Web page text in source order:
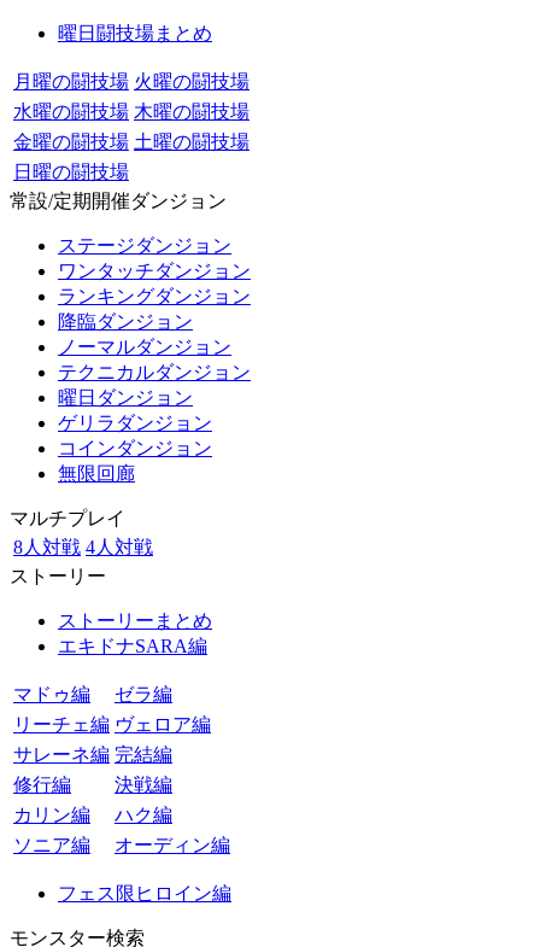
曜日闘技場まとめ
月曜の闘技場 火曜の闘技場
水曜の闘技場 木曜の闘技場
金曜の闘技場 土曜の闘技場
日曜の闘技場
常設/定期開催ダンジョン
ステージダンジョン
ワンタッチダンジョン
ランキングダンジョン
降臨ダンジョン
ノーマルダンジョン
テクニカルダンジョン
曜日ダンジョン
ゲリラダンジョン
コインダンジョン
無限回廊
マルチプレイ
8人対戦 4人対戦
ストーリー
ストーリーまとめ
エキドナSARA編
マドゥ編
ゼラ編
リーチェ編 ヴェロア編
サレーネ編 完結編
修行編
決戦編
カリン編
ハク編
ソニア編
オーディン編
フェス限ヒロイン編
モンスター検索